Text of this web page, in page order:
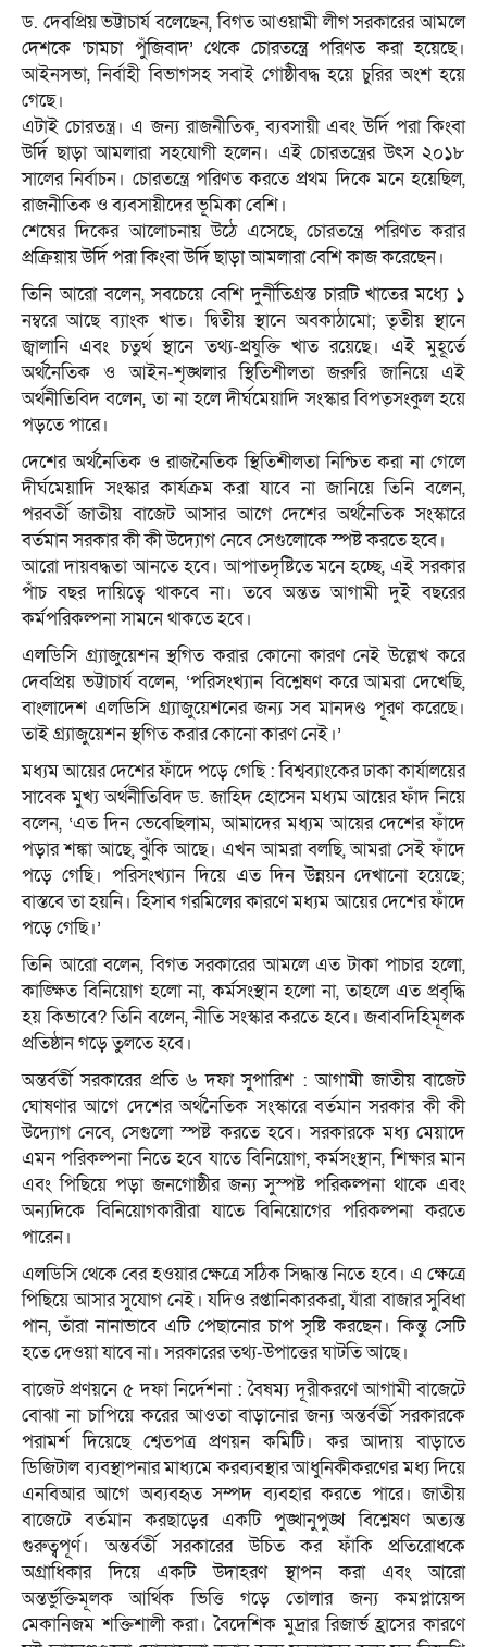
ড. দেবপ্রিয় ভট্টাচার্য বলেছেন, বিগত আওয়ামী লীগ সরকারের আমলে
দেশকে ‘চামচা পুঁজিবাদ’ থেকে চোরতন্ত্রে পরিণত করা হয়েছে।
আইনসভা, নির্বাহী বিভাগসহ সবাই গোষ্ঠীবদ্ধ হয়ে চুরির অংশ হয়ে
গেছে।
এটাই চোরতন্ত্র। এ জন্য রাজনীতিক, ব্যবসায়ী এবং উর্দি পরা কিংবা
উর্দি ছাড়া আমলারা সহযোগী হলেন। এই চোরতন্ত্রের উৎস ২০১৮
সালের নির্বাচন। চোরতন্ত্রে পরিণত করতে প্রথম দিকে মনে হয়েছিল,
রাজনীতিক ও ব্যবসায়ীদের ভূমিকা বেশি।
শেষের দিকের আলোচনায় উঠে এসেছে, চোরতন্ত্রে পরিণত করার
প্রক্রিয়ায় উর্দি পরা কিংবা উর্দি ছাড়া আমলারা বেশি কাজ করেছেন।
তিনি আরো বলেন, সবচেয়ে বেশি দুর্নীতিগ্রস্ত চারটি খাতের মধ্যে ১
নম্বরে আছে ব্যাংক খাত। দ্বিতীয় স্থানে অবকাঠামো; তৃতীয় স্থানে
জ্বালানি এবং চতুর্থ স্থানে তথ্য-প্রযুক্তি খাত রয়েছে। এই মুহূর্তে
অর্থনৈতিক ও আইন-শৃঙ্খলার স্থিতিশীলতা জরুরি জানিয়ে এই
অর্থনীতিবিদ বলেন, তা না হলে দীর্ঘমেয়াদি সংস্কার বিপত্সংকুল হয়ে
পড়তে পারে।
দেশের অর্থনৈতিক ও রাজনৈতিক স্থিতিশীলতা নিশ্চিত করা না গেলে
দীর্ঘমেয়াদি সংস্কার কার্যক্রম করা যাবে না জানিয়ে তিনি বলেন,
পরবর্তী জাতীয় বাজেট আসার আগে দেশের অর্থনৈতিক সংস্কারে
বর্তমান সরকার কী কী উদ্যোগ নেবে সেগুলোকে স্পষ্ট করতে হবে।
আরো দায়বদ্ধতা আনতে হবে। আপাতদৃষ্টিতে মনে হচ্ছে, এই সরকার
পাঁচ বছর দায়িত্বে থাকবে না। তবে অন্তত আগামী দুই বছরের
কর্মপরিকল্পনা সামনে থাকতে হবে।
এলডিসি গ্র্যাজুয়েশন স্থগিত করার কোনো কারণ নেই উল্লেখ করে
দেবপ্রিয় ভট্টাচার্য বলেন, ‘পরিসংখ্যান বিশ্লেষণ করে আমরা দেখেছি,
বাংলাদেশ এলডিসি গ্র্যাজুয়েশনের জন্য সব মানদণ্ড পূরণ করেছে।
তাই গ্র্যাজুয়েশন স্থগিত করার কোনো কারণ নেই।’
মধ্যম আয়ের দেশের ফাঁদে পড়ে গেছি : বিশ্বব্যাংকের ঢাকা কার্যালয়ের
সাবেক মুখ্য অর্থনীতিবিদ ড. জাহিদ হোসেন মধ্যম আয়ের ফাঁদ নিয়ে
বলেন, ‘এত দিন ভেবেছিলাম, আমাদের মধ্যম আয়ের দেশের ফাঁদে
পড়ার শঙ্কা আছে, ঝুঁকি আছে। এখন আমরা বলছি, আমরা সেই ফাঁদে
পড়ে গেছি। পরিসংখ্যান দিয়ে এত দিন উন্নয়ন দেখানো হয়েছে;
বাস্তবে তা হয়নি। হিসাব গরমিলের কারণে মধ্যম আয়ের দেশের ফাঁদে
পড়ে গেছি।’
তিনি আরো বলেন, বিগত সরকারের আমলে এত টাকা পাচার হলো,
কাঙ্ক্ষিত বিনিয়োগ হলো না, কর্মসংস্থান হলো না, তাহলে এত প্রবৃদ্ধি
হয় কিভাবে? তিনি বলেন, নীতি সংস্কার করতে হবে। জবাবদিহিমূলক
প্রতিষ্ঠান গড়ে তুলতে হবে।
অন্তর্বর্তী সরকারের প্রতি ৬ দফা সুপারিশ : আগামী জাতীয় বাজেট
ঘোষণার আগে দেশের অর্থনৈতিক সংস্কারে বর্তমান সরকার কী কী
উদ্যোগ নেবে, সেগুলো স্পষ্ট করতে হবে। সরকারকে মধ্য মেয়াদে
এমন পরিকল্পনা নিতে হবে যাতে বিনিয়োগ, কর্মসংস্থান, শিক্ষার মান
এবং পিছিয়ে পড়া জনগোষ্ঠীর জন্য সুস্পষ্ট পরিকল্পনা থাকে এবং
অন্যদিকে বিনিয়োগকারীরা যাতে বিনিয়োগের পরিকল্পনা করতে
পারেন।
এলডিসি থেকে বের হওয়ার ক্ষেত্রে সঠিক সিদ্ধান্ত নিতে হবে। এ ক্ষেত্রে
পিছিয়ে আসার সুযোগ নেই। যদিও রপ্তানিকারকরা, যাঁরা বাজার সুবিধা
পান, তাঁরা নানাভাবে এটি পেছানোর চাপ সৃষ্টি করছেন। কিন্তু সেটি
হতে দেওয়া যাবে না। সরকারের তথ্য-উপাত্তের ঘাটতি আছে।
বাজেট প্রণয়নে ৫ দফা নির্দেশনা : বৈষম্য দূরীকরণে আগামী বাজেটে
বোঝা না চাপিয়ে করের আওতা বাড়ানোর জন্য অন্তর্বর্তী সরকারকে
পরামর্শ দিয়েছে শ্বেতপত্র প্রণয়ন কমিটি। কর আদায় বাড়াতে
ডিজিটাল ব্যবস্থাপনার মাধ্যমে করব্যবস্থার আধুনিকীকরণের মধ্য দিয়ে
এনবিআর আগে অব্যবহৃত সম্পদ ব্যবহার করতে পারে। জাতীয়
বাজেটে বর্তমান করছাড়ের একটি পুঙ্খানুপুঙ্খ বিশ্লেষণ অত্যন্ত
গুরুত্বপূর্ণ। অন্তর্বর্তী সরকারের উচিত কর ফাঁকি প্রতিরোধকে
অগ্রাধিকার দিয়ে একটি উদাহরণ স্থাপন করা এবং আরো
অন্তর্ভুক্তিমূলক আর্থিক ভিত্তি গড়ে তোলার জন্য কমপ্লায়েন্স
মেকানিজম শক্তিশালী করা। বৈদেশিক মুদ্রার রিজার্ভ হ্রাসের কারণে